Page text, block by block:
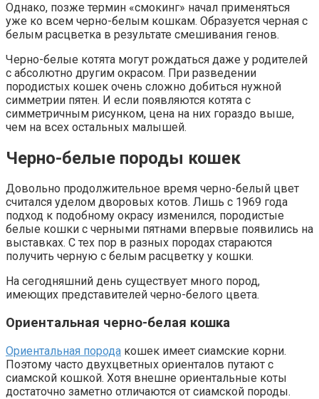
Однако, позже термин «смокинг» начал применяться
уже ко всем черно-белым кошкам. Образуется черная с
белым расцветка в результате смешивания генов.
Черно-белые котята могут рождаться даже у родителей
с абсолютно другим окрасом. При разведении
породистых кошек очень сложно добиться нужной
симметрии пятен. И если появляются котята с
симметричным рисунком, цена на них гораздо выше,
чем на всех остальных малышей.
Черно-белые породы кошек
Довольно продолжительное время черно-белый цвет
считался уделом дворовых котов. Лишь с 1969 года
подход к подобному окрасу изменился, породистые
белые кошки с черными пятнами впервые появились на
выставках. С тех пор в разных породах стараются
получить черную с белым расцветку у кошки.
На сегодняшний день существует много пород,
имеющих представителей черно-белого цвета.
Ориентальная черно-белая кошка
Ориентальная порода кошек имеет сиамские корни.
Поэтому часто двухцветных ориенталов путают с
сиамской кошкой. Хотя внешне ориентальные коты
достаточно заметно отличаются от сиамской породы.